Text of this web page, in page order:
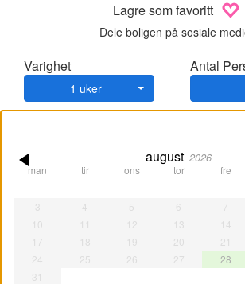
Lagre som favoritt
Dele boligen på sosiale
Varighet
1 uker
Antal
august 2026
man tir ons tor fre
3
4 5 6 7
10
11 12 13 14
17
18 19 20 21
24
25 26 27 28
31